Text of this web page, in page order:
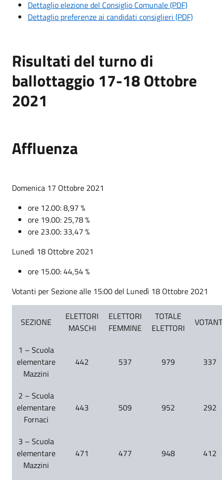
Dettaglio elezione del Consiglio Comunale (PDF)
Dettaglio preferenze ai candidati consiglieri (PDF)
Risultati del turno di
ballottaggio 17-18 Ottobre
2021
Affluenza
Domenica 17 Ottobre 2021
ore 12.00: 8,97 %
ore 19.00: 25,78 %
ore 23.00: 33,47 %
Lunedì 18 Ottobre 2021
ore 15.00: 44,54 %
Votanti per Sezione alle 15:00 del Lunedì 18 Ottobre 2021
SEZIONE
ELETTORI
MASCHI
ELETTORI
FEMMINE
TOTALE
ELETTORI
1 – Scuola
elementare
Mazzini
442 537 979 337
2 – Scuola
elementare
Fornaci
443 509 952 292
3 – Scuola
elementare
Mazzini
471 477 948 412